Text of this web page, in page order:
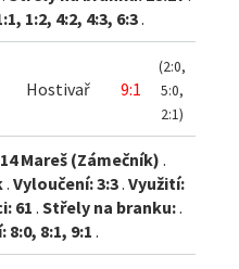
1:2, 4:2, 4:3, 6:3.
Hostivař 9:1
(2:0,
5:0,
2:1)
Mareš (Zámečník) .
. Vyloučení: 3:3. Využití:
61 . Střely na branku:.
8:1, 9:1 .